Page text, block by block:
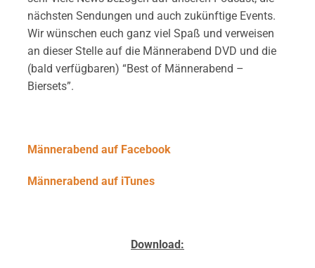
nächsten Sendungen und auch zukünftige Events.
Wir wünschen euch ganz viel Spaß und verweisen
an dieser Stelle auf die Männerabend DVD und die
(bald verfügbaren) “Best of Männerabend –
Biersets”.
Männerabend auf Facebook
Männerabend auf iTunes
Download: